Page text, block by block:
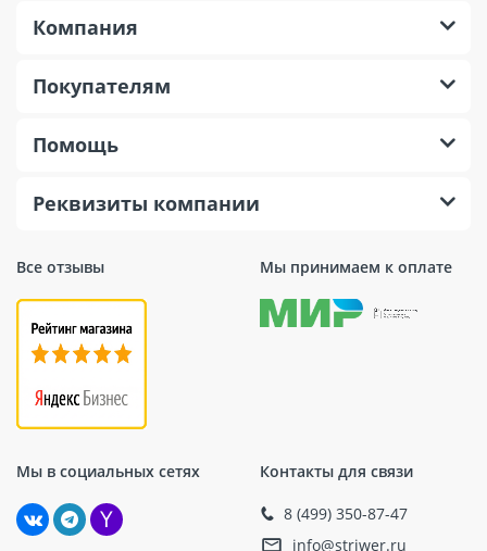
Все отзывы Мы принимаем к оплате
Мы в социальных сетях Контакты для связи
8 (499) 350-87-47
info@striwer.ru
Компания
Покупателям
Помощь
Реквизиты компании